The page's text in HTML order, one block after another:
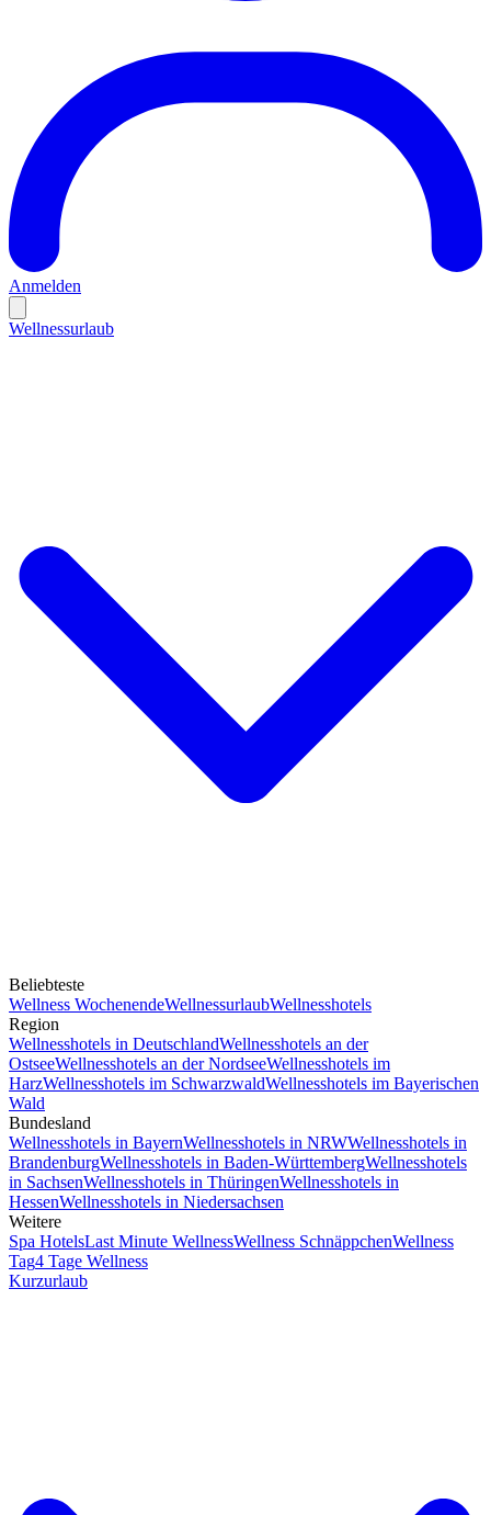
Anmelden
Wellnessurlaub
Beliebteste
Wellness WochenendeWellnessurlaubWellnesshotels
Region
Wellnesshotels in DeutschlandWellnesshotels an der
OstseeWellnesshotels an der NordseeWellnesshotels im
HarzWellnesshotels im SchwarzwaldWellnesshotels im Bayerischen
Wald
Bundesland
Wellnesshotels in BayernWellnesshotels in NRWWellnesshotels in
BrandenburgWellnesshotels in Baden-WürttembergWellnesshotels
in SachsenWellnesshotels in ThüringenWellnesshotels in
HessenWellnesshotels in Niedersachsen
Weitere
Spa HotelsLast Minute WellnessWellness SchnäppchenWellness
Tag4 Tage Wellness
Kurzurlaub